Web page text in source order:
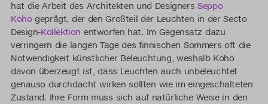
hat die Arbeit des Architekten und DesignersSeppo
Kohogeprägt, der den Großteil der Leuchten in der Secto
Design-Kollektion entworfen hat. Im Gegensatz dazu
verringern die langen Tage des finnischen Sommers oft die
Notwendigkeit künstlicher Beleuchtung, weshalb Koho
davon überzeugt ist, dass Leuchten auch unbeleuchtet
genauso durchdacht wirken sollten wie im eingeschalteten
Zustand. Ihre Form muss sich auf natürliche Weise in den